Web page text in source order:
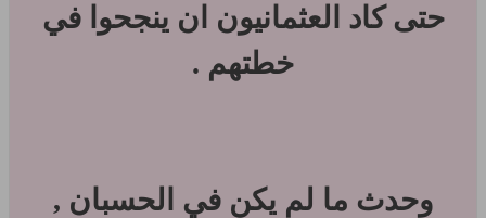
حتى كاد العثمانيون ان ينجحوا في
خطتهم .
وحدث ما لم يكن في الحسبان ,